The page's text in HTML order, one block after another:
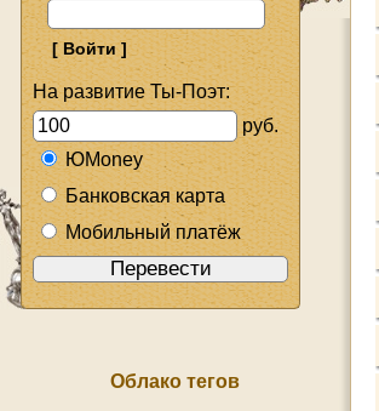
На развитие Ты-Поэт:
руб.
ЮMoney
Банковская карта
Мобильный платёж
Облако тегов